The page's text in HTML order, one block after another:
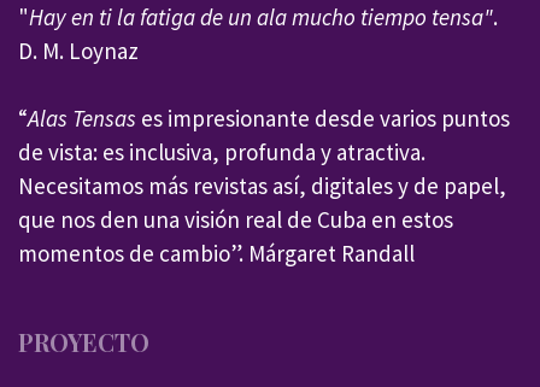
"Hay en ti la fatiga de un ala mucho tiempo tensa".
D. M. Loynaz
“Alas Tensas es impresionante desde varios puntos
de vista: es inclusiva, profunda y atractiva.
Necesitamos más revistas así, digitales y de papel,
que nos den una visión real de Cuba en estos
momentos de cambio”. Márgaret Randall
PROYECTO